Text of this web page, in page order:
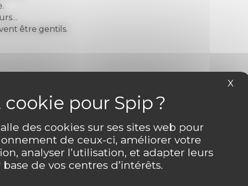
des cookies sur ses sites web pour
de ceux-ci, améliorer votre
analyser l’utilisation, et adapter leurs
de vos centres d’intérêts.
X
être gentils.
Laisser un commentaire